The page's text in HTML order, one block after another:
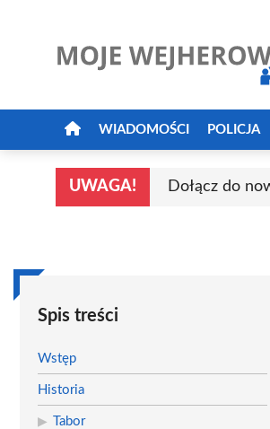
WIADOMOŚCI POLICJA
UWAGA! Dołącz do
Spis treści
Wstęp
Historia
Tabor